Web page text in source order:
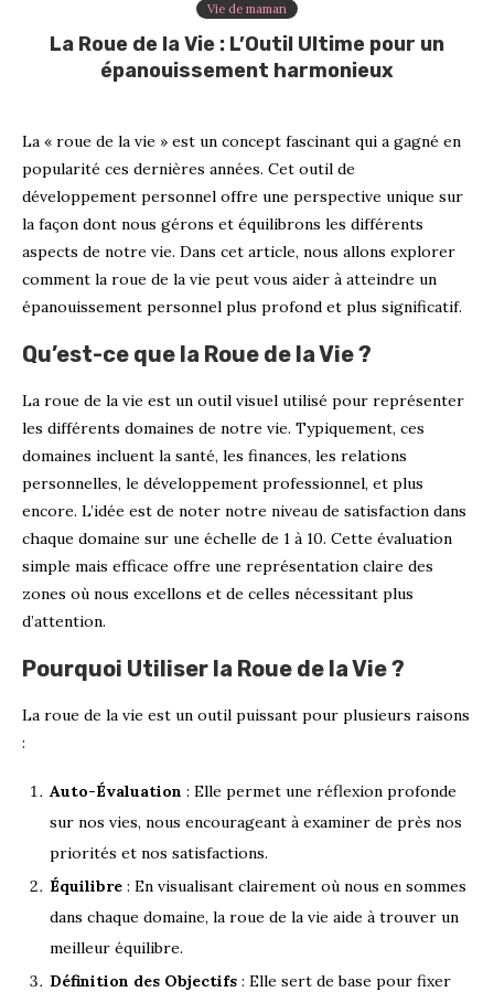
Vie de maman
La Roue de la Vie : L’Outil Ultime pour un
épanouissement harmonieux
La « roue de la vie » est un concept fascinant qui a gagné en
popularité ces dernières années. Cet outil de
développement personnel offre une perspective unique sur
la façon dont nous gérons et équilibrons les différents
aspects de notre vie. Dans cet article, nous allons explorer
comment la roue de la vie peut vous aider à atteindre un
épanouissement personnel plus profond et plus significatif.
Qu’est-ce que la Roue de la Vie ?
La roue de la vie est un outil visuel utilisé pour représenter
les différents domaines de notre vie. Typiquement, ces
domaines incluent la santé, les finances, les relations
personnelles, le développement professionnel, et plus
encore. L’idée est de noter notre niveau de satisfaction dans
chaque domaine sur une échelle de 1 à 10. Cette évaluation
simple mais efficace offre une représentation claire des
zones où nous excellons et de celles nécessitant plus
d’attention.
Pourquoi Utiliser la Roue de la Vie ?
La roue de la vie est un outil puissant pour plusieurs raisons
:
Auto-Évaluation : Elle permet une réflexion profonde
sur nos vies, nous encourageant à examiner de près nos
priorités et nos satisfactions.
Équilibre : En visualisant clairement où nous en sommes
dans chaque domaine, la roue de la vie aide à trouver un
meilleur équilibre.
Définition des Objectifs : Elle sert de base pour fixer